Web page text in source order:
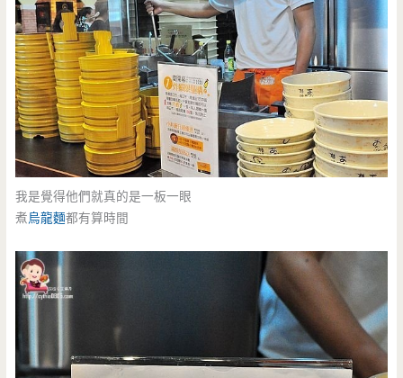
我是覺得他們就真的是一板一眼
煮烏龍麵都有算時間